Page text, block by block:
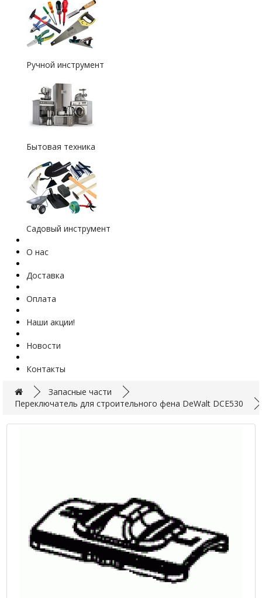
Ручной инструмент
Бытовая техника
Садовый инструмент
О нас
Доставка
Оплата
Наши акции!
Новости
Контакты
Запасные части
Переключатель для строительного фена DeWalt DCE530